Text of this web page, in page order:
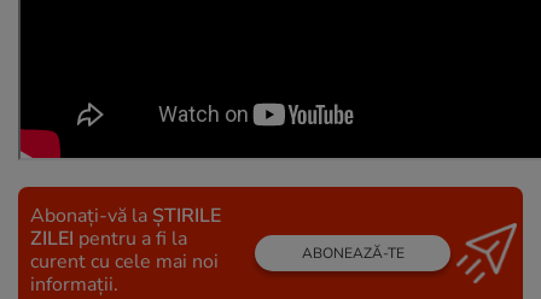
Abonați-vă la ȘTIRILE
ZILEI pentru a fi la
curent cu cele mai noi
informații.
ABONEAZĂ-TE